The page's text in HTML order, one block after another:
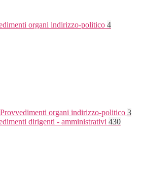
organi indirizzo-politico 4
Provvedimenti organi indirizzo-politico 3
dirigenti - amministrativi 430